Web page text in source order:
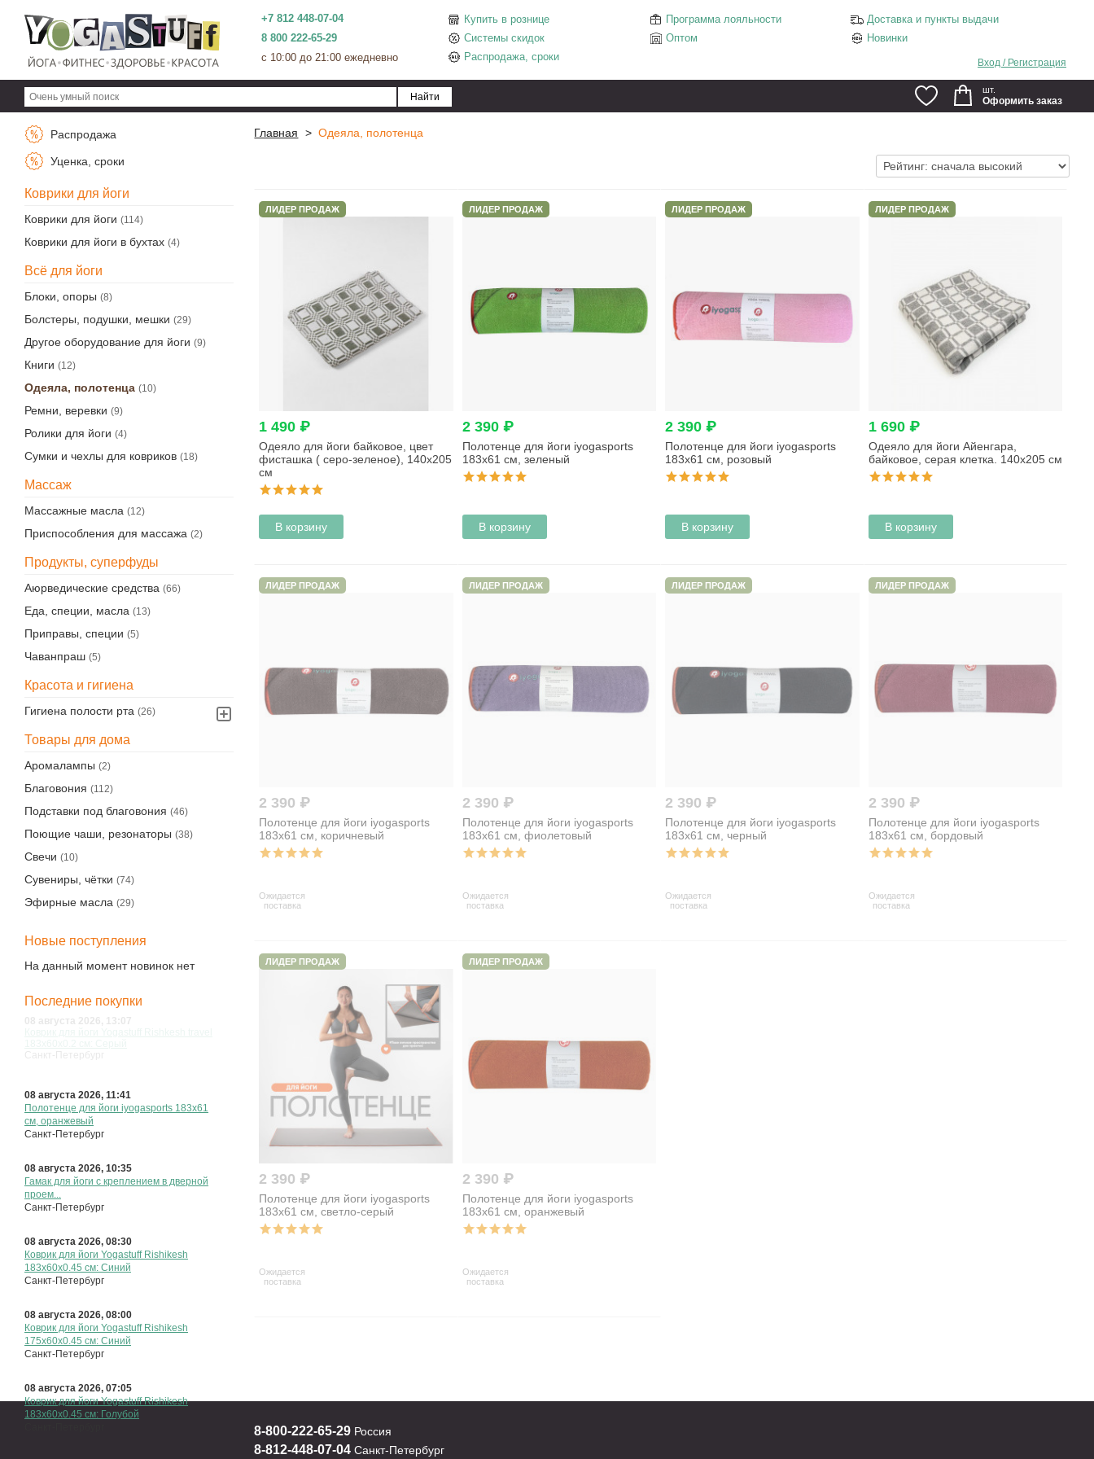
+7 812 448-07-04
8 800 222-65-29
c 10:00 до 21:00 ежедневно
Купить в рознице Программа лояльности
Доставка и пункты выдачи
Системы скидок
Оптом
Новинки
Распродажа, сроки
Вход / Регистрация
Оформить заказ
шт.
Распродажа
Уценка, сроки
Коврики для йоги
Коврики для йоги (114)
Коврики для йоги в бухтах (4)
Всё для йоги
Блоки, опоры (8)
Болстеры, подушки, мешки (29)
Другое оборудование для йоги (9)
Книги (12)
Одеяла, полотенца (10)
Ремни, веревки (9)
Ролики для йоги (4)
Сумки и чехлы для ковриков (18)
Массаж
Массажные масла (12)
Приспособления для массажа (2)
Продукты, суперфуды
Аюрведические средства (66)
Еда, специи, масла (13)
Приправы, специи (5)
Чаванпраш (5)
Красота и гигиена
Гигиена полости рта (26)
Товары для дома
Аромалампы (2)
Благовония (112)
Подставки под благовония (46)
Поющие чаши, резонаторы (38)
Свечи (10)
Сувениры, чётки (74)
Эфирные масла (29)
Новые поступления
На данный момент новинок нет
Последние покупки
08 августа 2026, 13:07
Санкт-Петербург
08 августа 2026, 11:41
Полотенце для йоги iyogasports 183x61
см, оранжевый
Санкт-Петербург
08 августа 2026, 10:35
Гамак для йоги с креплением в дверной
проем...
Санкт-Петербург
08 августа 2026, 08:30
Коврик для йоги Yogastuff Rishikesh
183x60х0.45 см: Синий
Санкт-Петербург
08 августа 2026, 08:00
Коврик для йоги Yogastuff Rishikesh
175х60х0.45 см: Синий
Санкт-Петербург
08 августа 2026, 07:05
Коврик для йоги Yogastuff Rishikesh
183x60х0.45 см: Голубой
Главная > Одеяла, полотенца
ЛИДЕР ПРОДАЖ
1 490 ₽
Одеяло для йоги байковое, цвет
фисташка ( серо-зеленое), 140х205
см
В корзину
ЛИДЕР ПРОДАЖ
2 390 ₽
Полотенце для йоги iyogasports
183x61 см, зеленый
В корзину
ЛИДЕР ПРОДАЖ
2 390 ₽
Полотенце для йоги iyogasports
183x61 см, розовый
В корзину
ЛИДЕР ПРОДАЖ
1 690 ₽
Одеяло для йоги Айенгара,
байковое, серая клетка. 140х205 см
В корзину
ЛИДЕР ПРОДАЖ
2 390 ₽
Полотенце для йоги iyogasports
183x61 см, коричневый
Ожидается
поставка
ЛИДЕР ПРОДАЖ
2 390 ₽
Полотенце для йоги iyogasports
183x61 см, фиолетовый
Ожидается
поставка
ЛИДЕР ПРОДАЖ
2 390 ₽
Полотенце для йоги iyogasports
183x61 см, черный
Ожидается
поставка
ЛИДЕР ПРОДАЖ
2 390 ₽
Полотенце для йоги iyogasports
183x61 см, бордовый
Ожидается
поставка
ЛИДЕР ПРОДАЖ
2 390 ₽
Полотенце для йоги iyogasports
183x61 см, светло-серый
Ожидается
поставка
ЛИДЕР ПРОДАЖ
2 390 ₽
Полотенце для йоги iyogasports
183x61 см, оранжевый
Ожидается
поставка
8-800-222-65-29 Россия
8-812-448-07-04 Санкт-Петербург